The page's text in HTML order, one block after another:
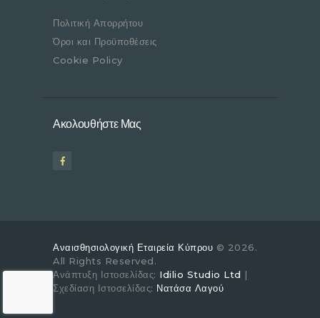
Πολιτική Απορρήτου
Όροι και Προϋποθέσεις
Cookie Policy
Ακολουθήστε Μας
Αναισθησιολογική Εταιρεία Κύπρου © 2026.
All Rights Reserved.
Ανάπτυξη Ιστοσελίδας: Idilio Studio Ltd |
Σχεδίαση Ιστοσελίδας: Νατάσα Λαγού